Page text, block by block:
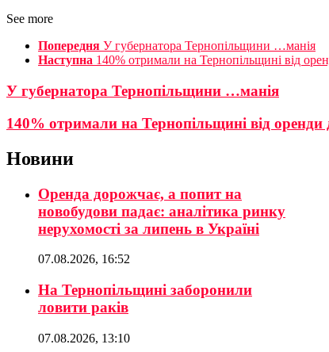
See more
Попередня У губернатора Тернопільщини …манія
Наступна 140% отримали на Тернопільщині від
У губернатора Тернопільщини …манія
140% отримали на Тернопільщині від
Новини
Оренда дорожчає, а попит на
новобудови падає: аналітика ринку
нерухомості за липень в Україні
07.08.2026, 16:52
На Тернопільщині заборонили
ловити раків
07.08.2026, 13:10